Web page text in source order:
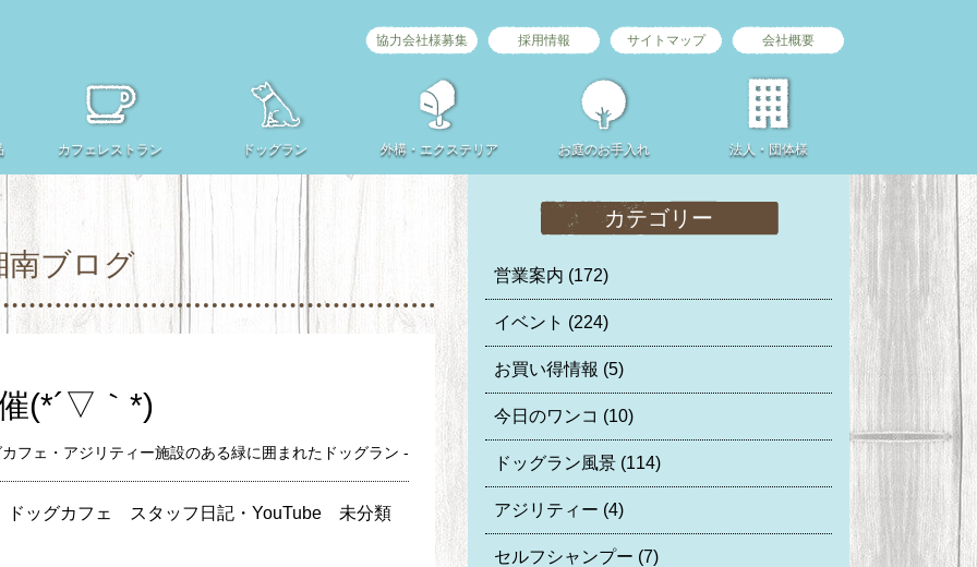
カフェレストラン ドッグラン 外構・ エクステリア お庭のお手入れ 法人・団体様
協力会社様募集 採用情報 サイトマップ 会社概要
南ブログ
(*´▽｀*)
フェ・アジリティー施設のある緑に囲まれたドッグラン -
ドッグカフェ スタッフ日記・YouTube 未分類
カテゴリー
営業案内 (172)
イベント (224)
お買い得情報 (5)
今日のワンコ (10)
ドッグラン風景 (114)
アジリティー (4)
セルフシャンプー (7)